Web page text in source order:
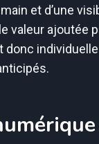
et d’une
valeur ajoutée
donc